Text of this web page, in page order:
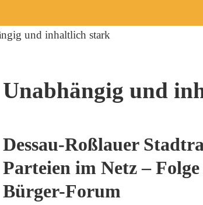
Unabhängig und
Dessau-Roßlauer
Parteien im Netz –
Bürger-Forum